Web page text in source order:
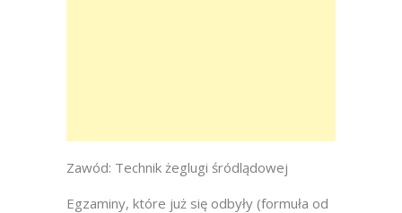
Zawód: Technik żeglugi śródlądowej
Egzaminy, które już się odbyły (formuła od